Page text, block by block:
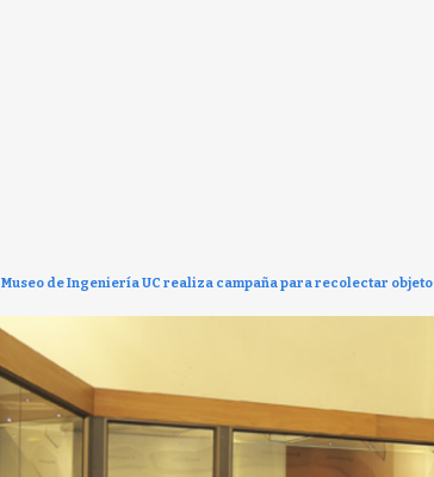
Museo de Ingeniería UC realiza campaña para recolectar